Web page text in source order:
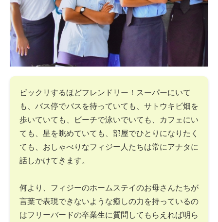
ビックリするほどフレンドリー！スーパーにいて
も、バス停でバスを待っていても、サトウキビ畑を
歩いていても、ビーチで泳いでいても、カフェにい
ても、星を眺めていても、部屋でひとりになりたく
ても、おしゃべりなフィジー人たちは常にアナタに
話しかけてきます。
何より、フィジーのホームステイのお母さんたちが
言葉で表現できないような癒しの力を持っているの
はフリーバードの卒業生に質問してもらえれば明ら